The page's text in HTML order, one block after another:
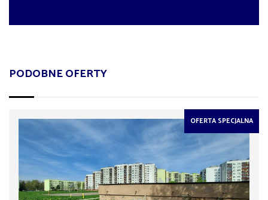
PODOBNE OFERTY
OFERTA SPECJALNA